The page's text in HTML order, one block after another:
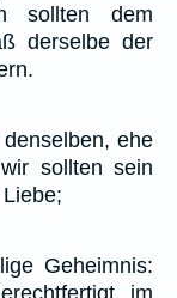
sollten dem
derselbe der
ehe
sollten sein
Geheimnis:
im